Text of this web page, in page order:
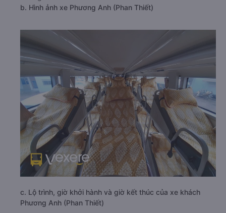
b. Hình ảnh xe Phương Anh (Phan Thiết)
c. Lộ trình, giờ khởi hành và giờ kết thúc của xe khách
Phương Anh (Phan Thiết)